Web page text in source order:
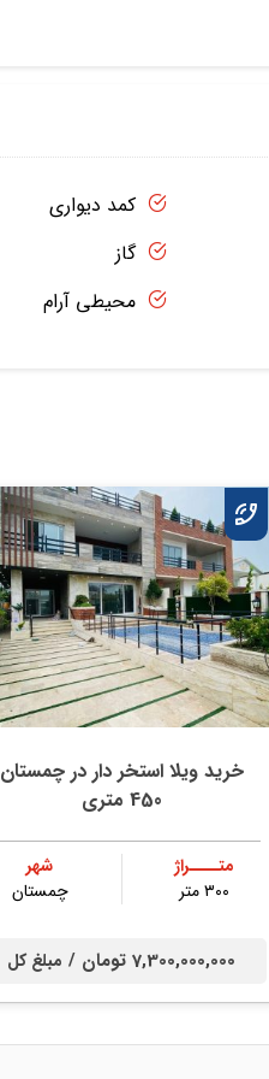
کمد دیواری
گاز
محیطی آرام
خرید ویلا استخر دار در چمستان
450 متری
متــــراژ
۳۰۰ متر
شهر
چمستان
7,300,000,000 تومان / مبلغ کل